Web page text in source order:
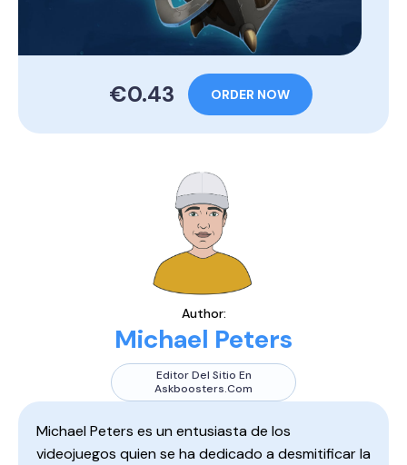
€0.43 ORDER NOW
Author:
Michael Peters
Editor Del Sitio En
Askboosters.com
Michael Peters es un entusiasta de los
videojuegos quien se ha dedicado a desmitificar la